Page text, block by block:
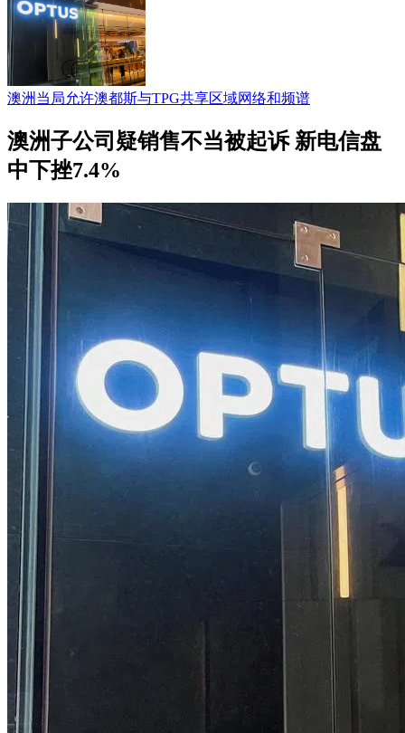
澳洲当局允许澳都斯与TPG共享区域网络和频谱
澳洲子公司疑销售不当被起诉 新电信盘
中下挫7.4%